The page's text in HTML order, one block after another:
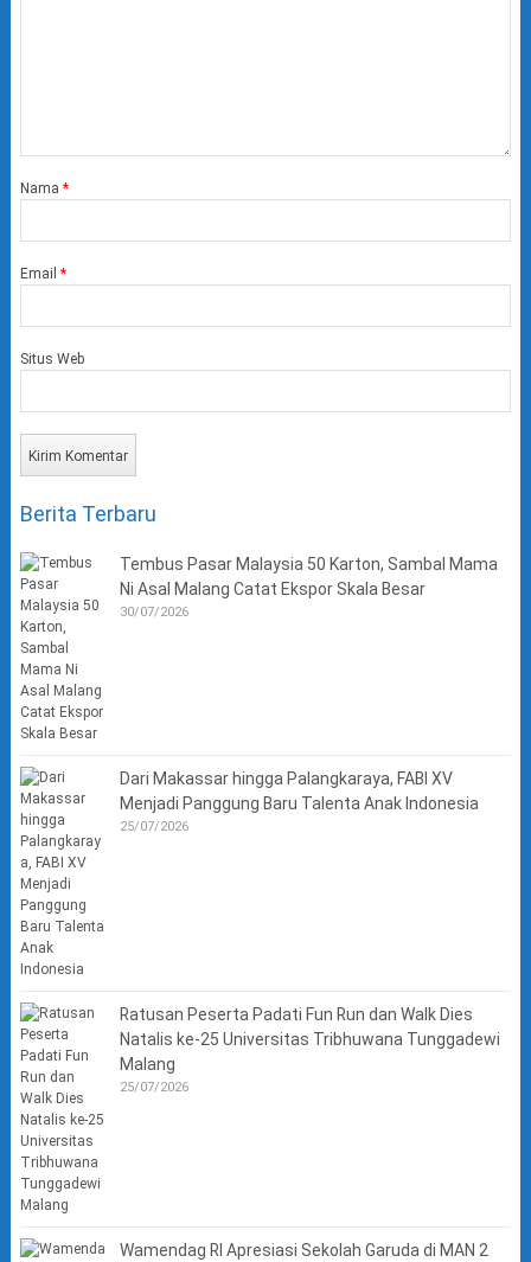
Nama *
Email *
Situs Web
Berita Terbaru
Tembus Pasar Malaysia 50 Karton, Sambal Mama
Ni Asal Malang Catat Ekspor Skala Besar
30/07/2026
Dari Makassar hingga Palangkaraya, FABI XV
Menjadi Panggung Baru Talenta Anak Indonesia
25/07/2026
Ratusan Peserta Padati Fun Run dan Walk Dies
Natalis ke-25 Universitas Tribhuwana Tunggadewi
Malang
25/07/2026
Wamendag RI Apresiasi Sekolah Garuda di MAN 2